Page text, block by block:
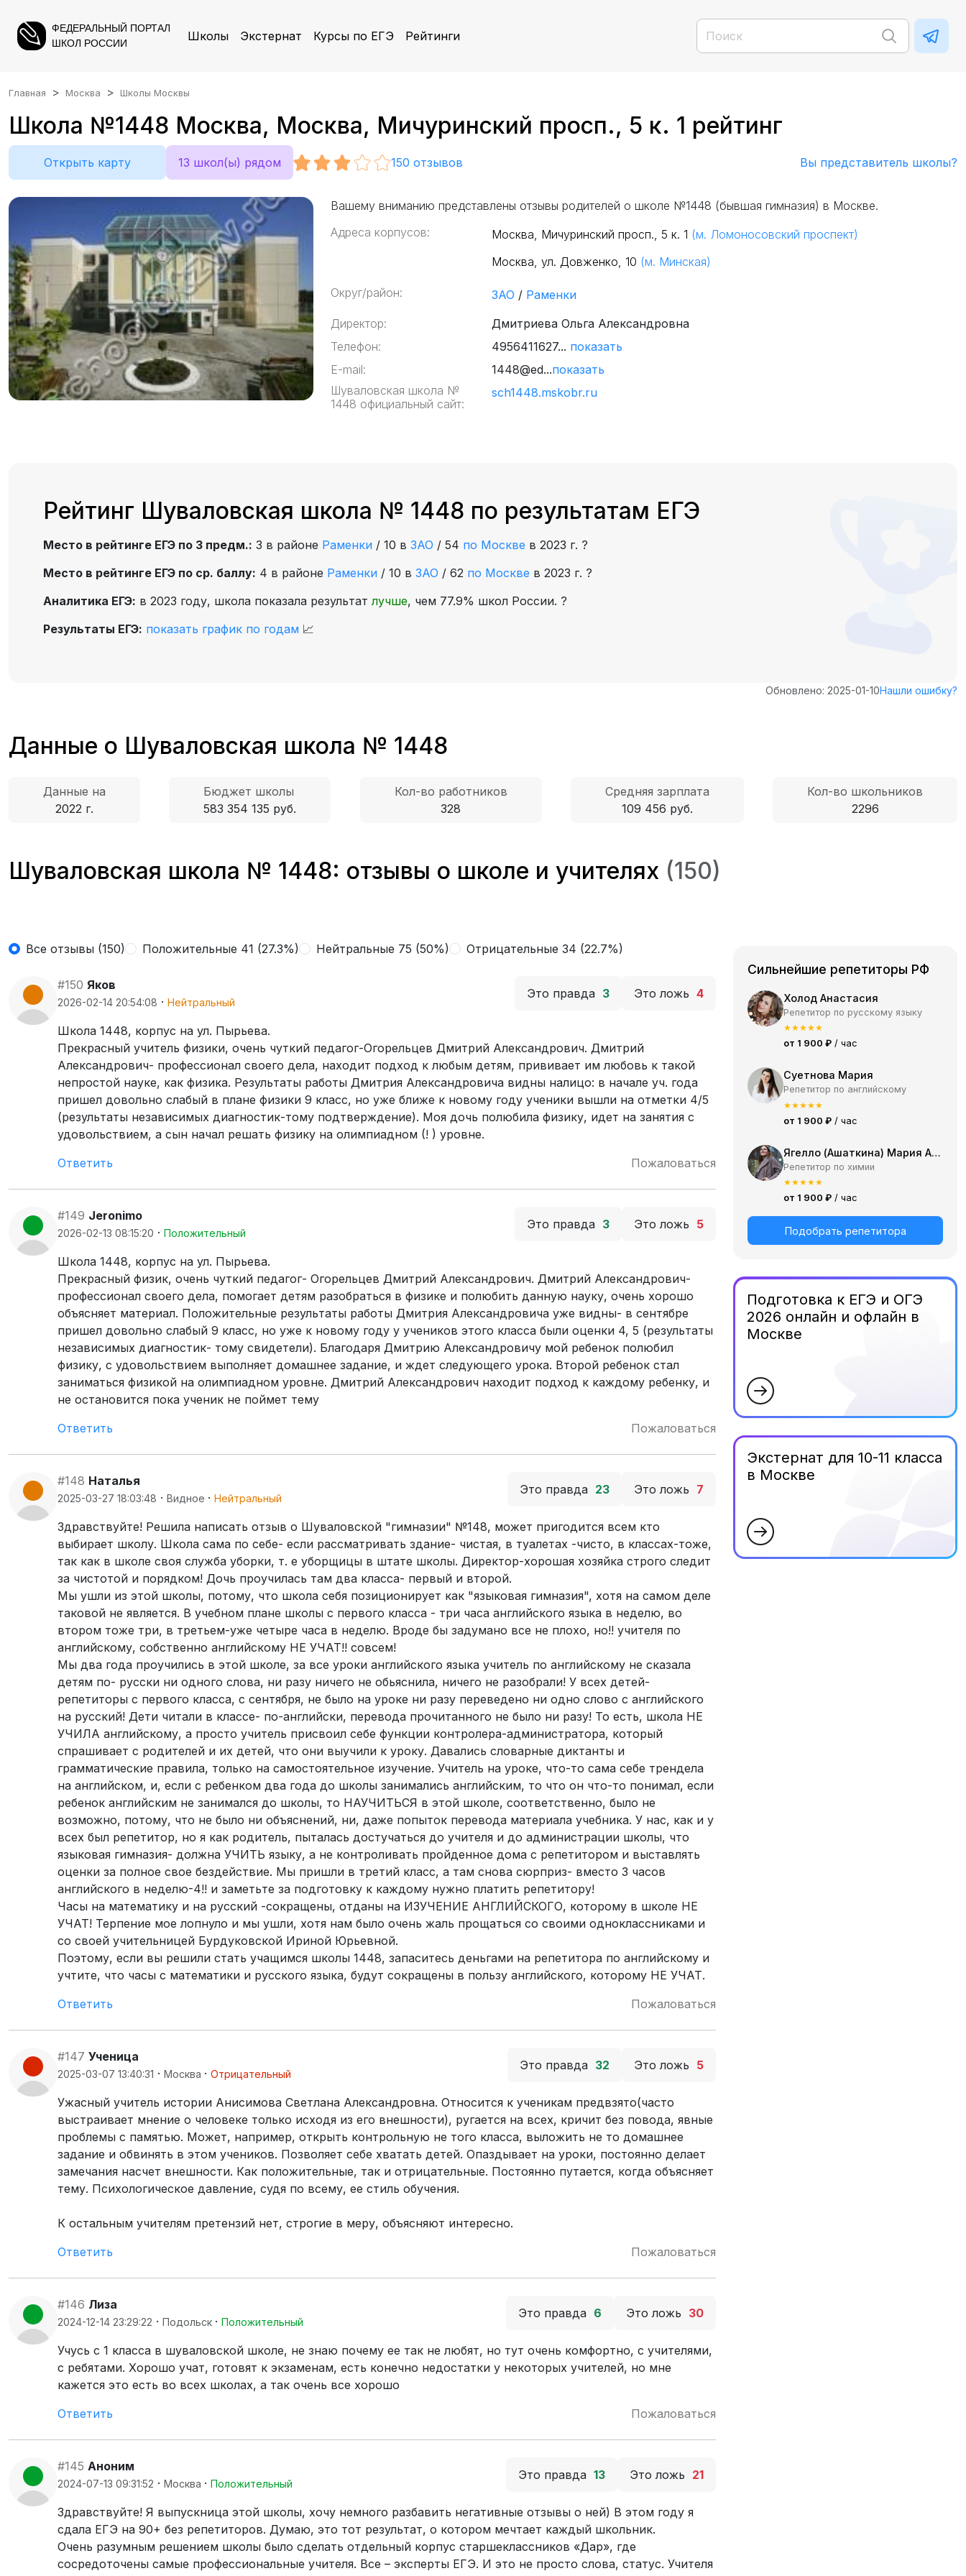
ФЕДЕРАЛЬНЫЙ ПОРТАЛ
ШКОЛ РОССИИ
Школы Экстернат Курсы по ЕГЭ Рейтинги
Главная Москва Школы Москвы
Школа №1448 Москва, Москва, Мичуринский просп., 5 к. 1 рейтинг
Открыть карту 13 школ(ы) рядом 150 отзывов Вы представитель школы?
Вашему вниманию представлены отзывы родителей о школе №1448 (бывшая гимназия) в Москве.
Адреса корпусов:
Москва, Мичуринский просп., 5 к. 1 (м. Ломоносовский проспект)
Москва, ул. Довженко, 10 (м. Минская)
Округ/район: ЗАО / Раменки
Директор:
Дмитриева Ольга Александровна
Телефон:
4956411627... показать
E-mail:
1448@ed...показать
Шуваловская школа №
1448 официальный сайт:
sch1448.mskobr.ru
Рейтинг Шуваловская школа № 1448 по результатам ЕГЭ
Место в рейтинге ЕГЭ по 3 предм.: 3 в районе Раменки / 10 в ЗАО / 54 по Москве в 2023 г. ?
Место в рейтинге ЕГЭ по ср. баллу: 4 в районе Раменки / 10 в ЗАО / 62 по Москве в 2023 г. ?
Аналитика ЕГЭ: в 2023 году, школа показала результатлучше, чем 77.9% школ России. ?
Результаты ЕГЭ: показать график по годам 📈
Обновлено: 2025-01-10Нашли ошибку?
Данные о Шуваловская школа № 1448
Данные на
2022 г.
Бюджет школы
583 354 135 руб.
Кол-во работников
328
Средняя зарплата
109 456 руб.
Кол-во школьников
2296
Шуваловская школа № 1448: отзывы о школе и учителях (150)
Все отзывы (150) Положительные 41 (27.3%) Нейтральные 75 (50%) Отрицательные 34 (22.7%)
#150 Яков
2026-02-14 20:54:08 · Нейтральный
Это правда 3 Это ложь 4
Школа 1448, корпус на ул. Пырьева.
Прекрасный учитель физики, очень чуткий педагог-Огорельцев Дмитрий Александрович. Дмитрий
Александрович- профессионал своего дела, находит подход к любым детям, прививает им любовь к такой
непростой науке, как физика. Результаты работы Дмитрия Александровича видны налицо: в начале уч. года
пришел довольно слабый в плане физики 9 класс, но уже ближе к новому году ученики вышли на отметки 4/5
(результаты независимых диагностик-тому подтверждение). Моя дочь полюбила физику, идет на занятия с
удовольствием, а сын начал решать физику на олимпиадном (! ) уровне.
Ответить
Пожаловаться
#149 Jeronimo
2026-02-13 08:15:20 · Положительный
Это правда 3 Это ложь 5
Школа 1448, корпус на ул. Пырьева.
Прекрасный физик, очень чуткий педагог- Огорельцев Дмитрий Александрович. Дмитрий Александрович-
профессионал своего дела, помогает детям разобраться в физике и полюбить данную науку, очень хорошо
объясняет материал. Положительные результаты работы Дмитрия Александровича уже видны- в сентябре
пришел довольно слабый 9 класс, но уже к новому году у учеников этого класса были оценки 4, 5 (результаты
независимых диагностик- тому свидетели). Благодаря Дмитрию Александровичу мой ребенок полюбил
физику, с удовольствием выполняет домашнее задание, и ждет следующего урока. Второй ребенок стал
заниматься физикой на олимпиадном уровне. Дмитрий Александрович находит подход к каждому ребенку, и
не остановится пока ученик не поймет тему
Ответить
Пожаловаться
#148 Наталья
2025-03-27 18:03:48 · Видное · Нейтральный
Это правда 23 Это ложь 7
Здравствуйте! Решила написать отзыв о Шуваловской "гимназии" №148, может пригодится всем кто
выбирает школу. Школа сама по себе- если рассматривать здание- чистая, в туалетах -чисто, в классах-тоже,
так как в школе своя служба уборки, т. е уборщицы в штате школы. Директор-хорошая хозяйка строго следит
за чистотой и порядком! Дочь проучилась там два класса- первый и второй.
Мы ушли из этой школы, потому, что школа себя позиционирует как "языковая гимназия", хотя на самом деле
таковой не является. В учебном плане школы с первого класса - три часа английского языка в неделю, во
втором тоже три, в третьем-уже четыре часа в неделю. Вроде бы задумано все не плохо, но!! учителя по
английскому, собственно английскому НЕ УЧАТ!! совсем!
Мы два года проучились в этой школе, за все уроки английского языка учитель по английскому не сказала
детям по- русски ни одного слова, ни разу ничего не обьяснила, ничего не разобрали! У всех детей-
репетиторы с первого класса, с сентября, не было на уроке ни разу переведено ни одно слово с английского
на русский! Дети читали в классе- по-английски, перевода прочитанного не было ни разу! То есть, школа НЕ
УЧИЛА английскому, а просто учитель присвоил себе функции контролера-администратора, который
спрашивает с родителей и их детей, что они выучили к уроку. Давались словарные диктанты и
грамматические правила, только на самостоятельное изучение. Учитель на уроке, что-то сама себе трендела
на английском, и, если с ребенком два года до школы занимались английским, то что он что-то понимал, если
ребенок английским не занимался до школы, то НАУЧИТЬСЯ в этой школе, соответственно, было не
возможно, потому, что не было ни объяснений, ни, даже попыток перевода материала учебника. У нас, как и у
всех был репетитор, но я как родитель, пыталась достучаться до учителя и до администрации школы, что
языковая гимназия- должна УЧИТЬ языку, а не контроливать пройденное дома с репетитором и выставлять
оценки за полное свое бездействие. Мы пришли в третий класс, а там снова сюрприз- вместо 3 часов
английского в неделю-4!! и заметьте за подготовку к каждому нужно платить репетитору!
Часы на математику и на русский -сокращены, отданы на ИЗУЧЕНИЕ АНГЛИЙСКОГО, которому в школе НЕ
УЧАТ! Терпение мое лопнуло и мы ушли, хотя нам было очень жаль прощаться со своими одноклассниками и
со своей учительницей Бурдуковской Ириной Юрьевной.
Поэтому, если вы решили стать учащимся школы 1448, запаситесь деньгами на репетитора по английскому и
учтите, что часы с математики и русского языка, будут сокращены в пользу английского, которому НЕ УЧАТ.
Ответить
Пожаловаться
#147 Ученица
2025-03-07 13:40:31 · Москва · Отрицательный
Это правда 32 Это ложь 5
Ужасный учитель истории Анисимова Светлана Александровна. Относится к ученикам предвзято(часто
выстраивает мнение о человеке только исходя из его внешности), ругается на всех, кричит без повода, явные
проблемы с памятью. Может, например, открыть контрольную не того класса, выложить не то домашнее
задание и обвинять в этом учеников. Позволяет себе хватать детей. Опаздывает на уроки, постоянно делает
замечания насчет внешности. Как положительные, так и отрицательные. Постоянно путается, когда объясняет
тему. Психологическое давление, судя по всему, ее стиль обучения.
К остальным учителям претензий нет, строгие в меру, объясняют интересно.
Ответить
Пожаловаться
#146 Лиза
2024-12-14 23:29:22 · Подольск · Положительный
Это правда 6 Это ложь 30
Учусь с 1 класса в шуваловской школе, не знаю почему ее так не любят, но тут очень комфортно, с учителями,
с ребятами. Хорошо учат, готовят к экзаменам, есть конечно недостатки у некоторых учителей, но мне
кажется это есть во всех школах, а так очень все хорошо
Ответить
Пожаловаться
#145 Аноним
2024-07-13 09:31:52 · Москва · Положительный
Это правда 13 Это ложь 21
Здравствуйте! Я выпускница этой школы, хочу немного разбавить негативные отзывы о ней) В этом году я
сдала ЕГЭ на 90+ без репетиторов. Думаю, это тот результат, о котором мечтает каждый школьник.
Очень разумным решением школы было сделать отдельный корпус старшеклассников «Дар», где
сосредоточены самые профессиональные учителя. Все – эксперты ЕГЭ. И это не просто слова, статус. Учителя
Сильнейшие репетиторы РФ
Холод Анастасия
Репетитор по русскому языку
★★★★★
от 1 900 ₽ / час
Суетнова Мария
Репетитор по английскому
★★★★★
от 1 900 ₽ / час
Ягелло (Ашаткина) Мария Александровна
Репетитор по химии
★★★★★
от 1 900 ₽ / час
Подобрать репетитора
Подготовка к ЕГЭ и ОГЭ
2026 онлайн и офлайн в
Москве
Экстернат для 10-11 класса
в Москве